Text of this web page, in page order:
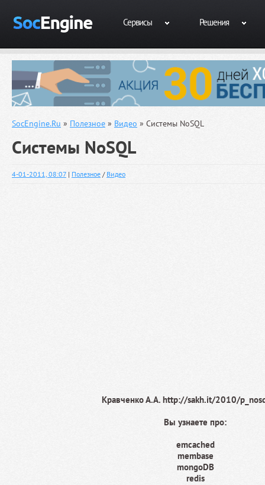
Сервисы Решения
SocEngine.Ru » Полезное » Видео » Системы NoSQL
Системы NoSQL
4-01-2011, 08:07 | Полезное / Видео
Кравченко А.А. http://sakh.it/2010/
Вы узнаете про:
emcached
membase
mongoDB
redis